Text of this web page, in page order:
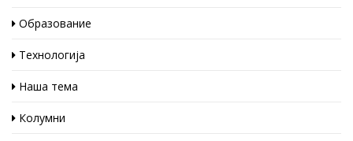
Образование
Технологија
Наша тема
Колумни